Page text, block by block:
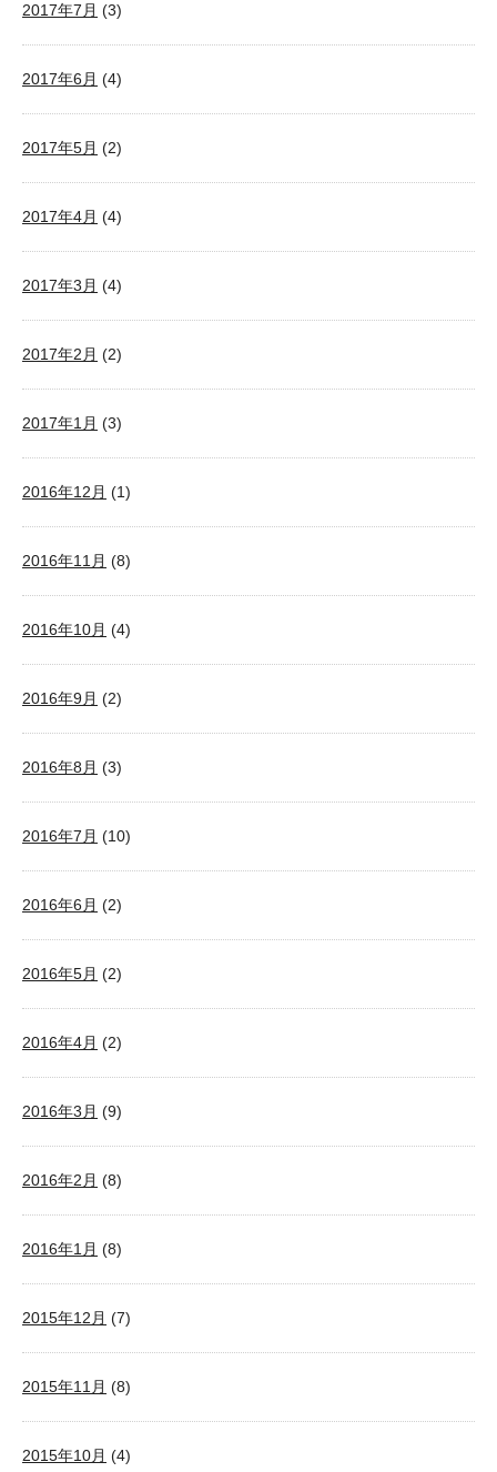
2017年7月 (3)
2017年6月 (4)
2017年5月 (2)
2017年4月 (4)
2017年3月 (4)
2017年2月 (2)
2017年1月 (3)
2016年12月 (1)
2016年11月 (8)
2016年10月 (4)
2016年9月 (2)
2016年8月 (3)
2016年7月 (10)
2016年6月 (2)
2016年5月 (2)
2016年4月 (2)
2016年3月 (9)
2016年2月 (8)
2016年1月 (8)
2015年12月 (7)
2015年11月 (8)
2015年10月 (4)